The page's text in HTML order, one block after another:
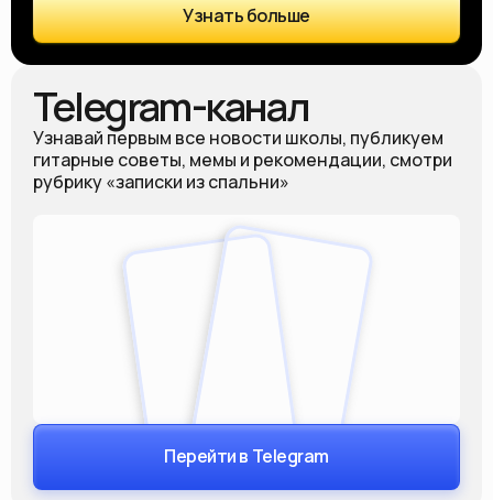
Узнать больше
Telegram-канал
Узнавай первым все новости школы, публикуем
гитарные советы, мемы и рекомендации, смотри
рубрику «записки из спальни»
Перейти в Telegram